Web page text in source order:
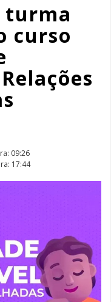
turma
curso
09:26
17:44